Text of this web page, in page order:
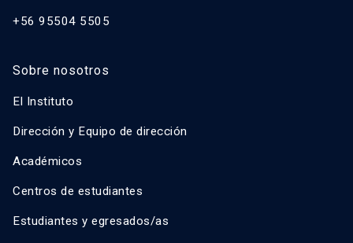
+56 95504 5505
Sobre nosotros
El Instituto
Dirección y Equipo de dirección
Académicos
Centros de estudiantes
Estudiantes y egresados/as